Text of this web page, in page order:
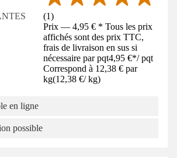
(1)
Prix — 4,95 € * Tous les prix
affichés sont des prix TTC,
frais de livraison en sus si
nécessaire par pqt4,95 €*/ pqt
Correspond à 12,38 € par
kg(12,38 €/ kg)
en ligne
possible